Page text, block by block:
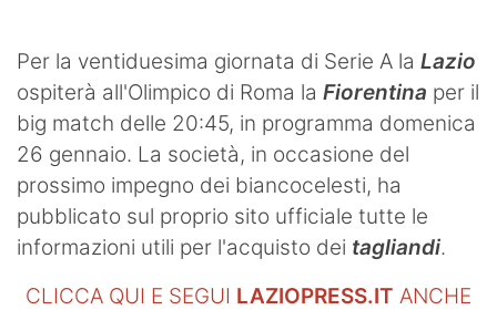
Per la ventiduesima giornata di Serie A la Lazio
ospiterà all'Olimpico di Roma la Fiorentina per il
big match delle 20:45, in programma domenica
26 gennaio. La società, in occasione del
prossimo impegno dei biancocelesti, ha
pubblicato sul proprio sito ufficiale tutte le
informazioni utili per l'acquisto dei tagliandi.
CLICCA QUI E SEGUI LAZIOPRESS.IT ANCHE